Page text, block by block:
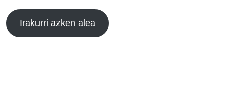
Irakurri azken alea